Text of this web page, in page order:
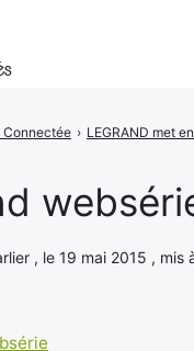
, le 19 mai 2015 ,
Connectée ›